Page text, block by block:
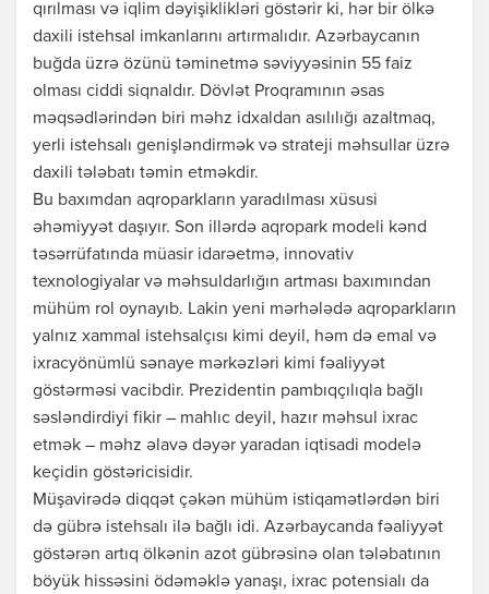
qırılması və iqlim dəyişiklikləri göstərir ki, hər bir ölkə
daxili istehsal imkanlarını artırmalıdır. Azərbaycanın
buğda üzrə özünü təminetmə səviyyəsinin 55 faiz
olması ciddi siqnaldır. Dövlət Proqramının əsas
məqsədlərindən biri məhz idxaldan asılılığı azaltmaq,
yerli istehsalı genişləndirmək və strateji məhsullar üzrə
daxili tələbatı təmin etməkdir.
Bu baxımdan aqroparkların yaradılması xüsusi
əhəmiyyət daşıyır. Son illərdə aqropark modeli kənd
təsərrüfatında müasir idarəetmə, innovativ
texnologiyalar və məhsuldarlığın artması baxımından
mühüm rol oynayıb. Lakin yeni mərhələdə aqroparkların
yalnız xammal istehsalçısı kimi deyil, həm də emal və
ixracyönümlü sənaye mərkəzləri kimi fəaliyyət
göstərməsi vacibdir. Prezidentin pambıqçılıqla bağlı
səsləndirdiyi fikir – mahlıc deyil, hazır məhsul ixrac
etmək – məhz əlavə dəyər yaradan iqtisadi modelə
keçidin göstəricisidir.
Müşavirədə diqqət çəkən mühüm istiqamətlərdən biri
də gübrə istehsalı ilə bağlı idi. Azərbaycanda fəaliyyət
göstərən artıq ölkənin azot gübrəsinə olan tələbatının
böyük hissəsini ödəməklə yanaşı, ixrac potensialı da